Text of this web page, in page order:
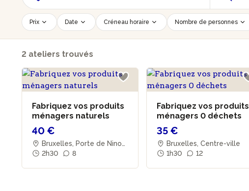
Prix Date Créneau horaire Nombre de personnes
2 ateliers trouvés
Fabriquez vos produits
ménagers naturels
40 €
Bruxelles, Porte de Ninov
e 2h30 8
Fabriquez vos produits
ménagers 0 déchets
35 €
Bruxelles, Centre-ville
1h30
12